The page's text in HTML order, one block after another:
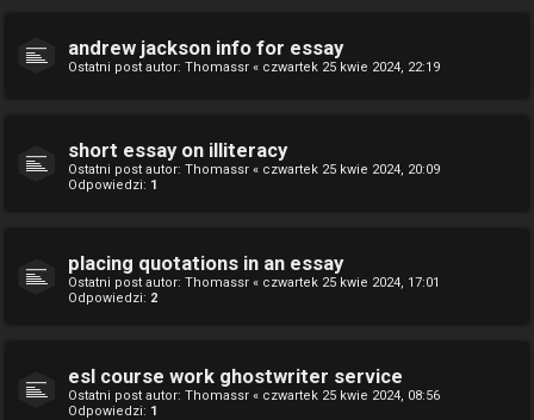
andrew jackson info for essay
Ostatni post autor: Thomassr « czwartek 25 kwie 2024, 22:19
short essay on illiteracy
Ostatni post autor: Thomassr « czwartek 25 kwie 2024, 20:09
Odpowiedzi: 1
placing quotations in an essay
Ostatni post autor: Thomassr « czwartek 25 kwie 2024, 17:01
Odpowiedzi: 2
esl course work ghostwriter service
Ostatni post autor: Thomassr « czwartek 25 kwie 2024, 08:56
Odpowiedzi: 1